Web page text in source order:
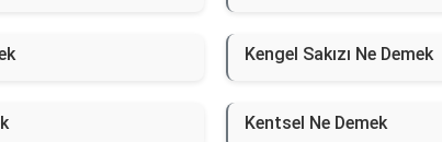
Kengel Sakızı Ne Demek
Kentsel Ne Demek